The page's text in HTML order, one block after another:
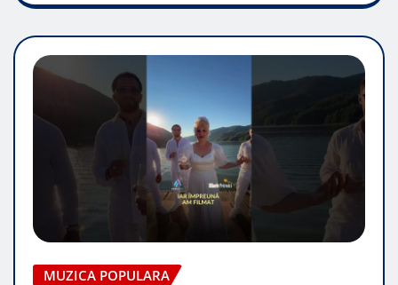
MUZICA POPULARA